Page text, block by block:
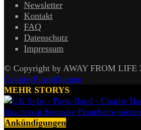
Newsletter
Kontakt
FAQ
Datenschutz
Impressum
© Copyright by AWAY FROM LIFE
Cookie-Einstellungen
MEHR STORYS
Ankündigungen